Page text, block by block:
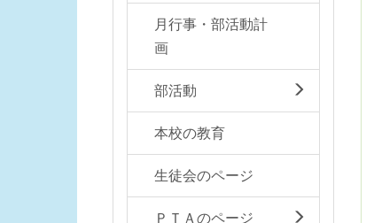
月行事・部活動計
画
部活動
本校の教育
生徒会のページ
ＰＴＡのページ